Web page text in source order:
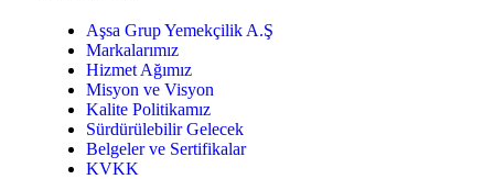
Aşsa Grup Yemekçilik A.Ş
Markalarımız
Hizmet Ağımız
Misyon ve Visyon
Kalite Politikamız
Sürdürülebilir Gelecek
Belgeler ve Sertifikalar
KVKK